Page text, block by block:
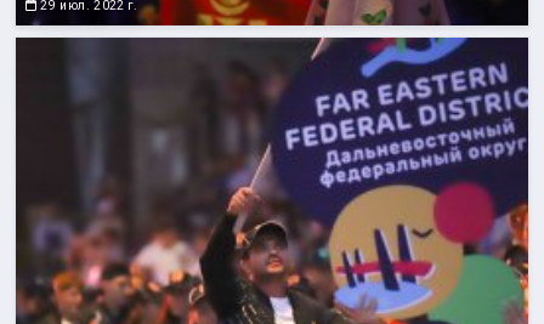
29 июл. 2022 г.